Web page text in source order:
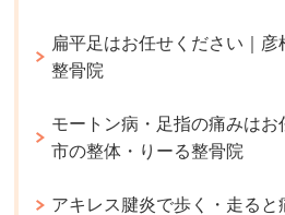
扁平足はお任せください｜彦
整骨院
モートン病・足指の痛みはお
市の整体・りーる整骨院
アキレス腱炎で歩く・走ると